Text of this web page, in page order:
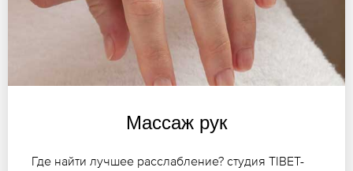
Массаж рук
Где найти лучшее расслабление? студия TIBET-